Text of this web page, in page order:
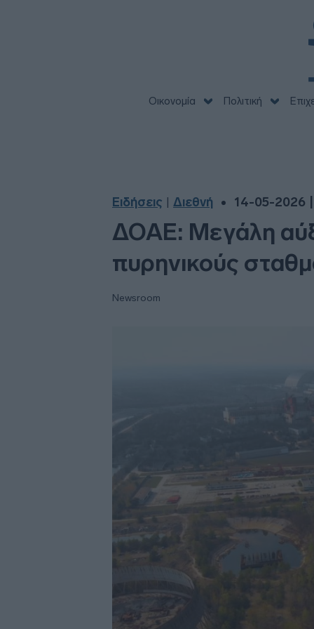
Οικονομία Πολιτική
Ειδήσεις Διεθνή 14-05-2026
ΔΟΑΕ: Μεγάλη
πυρηνικούς
Newsroom